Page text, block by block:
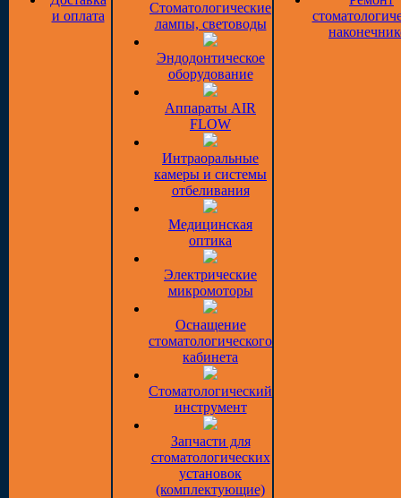
и оплата
Стоматологические
лампы, световоды
Эндодонтическое
оборудование
Аппараты AIR
FLOW
Интраоральные
камеры и системы
отбеливания
Медицинская
оптика
Электрические
микромоторы
Оснащение
стоматологического
кабинета
Стоматологический
инструмент
Запчасти для
стоматологических
установок
(комплектующие)